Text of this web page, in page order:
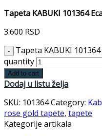
Tapeta KABUKI 101364
3.600 RSD
Tapeta KABUKI
quantity
Add to cart
Dodaj u listu želja
SKU: 101364Category:
rose gold tapete, tapete
Kategorije artikala